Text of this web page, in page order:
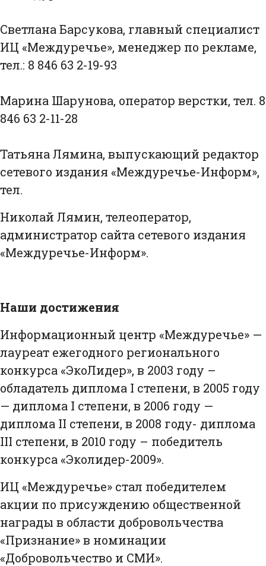
Светлана Барсукова, главный специалист
ИЦ «Междуречье», менеджер по рекламе,
тел.: 8 846 63 2-19-93
Марина Шарунова, оператор верстки, тел. 8
846 63 2-11-28
Татьяна Лямина, выпускающий редактор
сетевого издания «Междуречье-Информ»,
тел.
Николай Лямин, телеоператор,
администратор сайта сетевого издания
«Междуречье-Информ».
Наши достижения
Информационный центр «Междуречье» —
лауреат ежегодного регионального
конкурса «ЭкоЛидер», в 2003 году –
обладатель диплома I степени, в 2005 году
— диплома I степени, в 2006 году —
диплома II степени, в 2008 году- диплома
III степени, в 2010 году – победитель
конкурса «Эколидер-2009».
ИЦ «Междуречье» стал победителем
акции по присуждению общественной
награды в области добровольчества
«Признание» в номинации
«Добровольчество и СМИ».